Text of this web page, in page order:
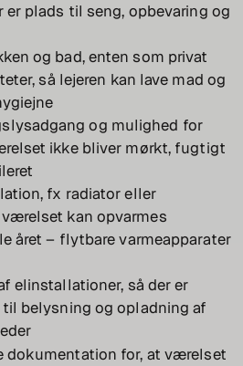
er plads til seng, opbevaring og
og bad, enten som privat
så lejeren kan lave mad og
og mulighed for
ikke bliver mørkt, fugtigt
fx radiator eller
kan opvarmes
året – flytbare varmeapparater
elinstallationer, så der er
belysning og opladning af
dokumentation for, at værelset